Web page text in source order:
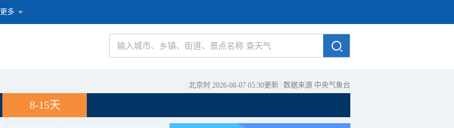
更多
北京时 2026-08-07 05:30更新 数据来源 中央气象台
8-15天